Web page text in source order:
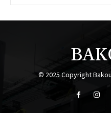
© 2025 Copyright